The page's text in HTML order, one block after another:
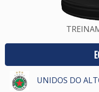
UNIDOS DO